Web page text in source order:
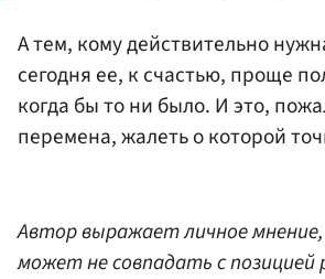
А тем, кому действительно
сегодня ее, к счастью, проще
когда бы то ни было. И это,
перемена, жалеть о которой
Автор выражает личное
может не совпадать с позицией